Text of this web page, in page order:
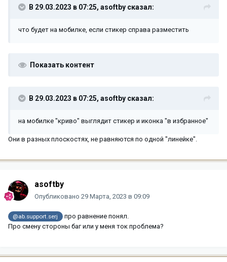
В 29.03.2023 в 07:25, asoftby сказал:
что будет на мобилке, если стикер справа разместить
Показать контент
В 29.03.2023 в 07:25, asoftby сказал:
на мобилке "криво" выглядит стикер и иконка "в избранное"
Они в разных плоскостях, не равняются по одной "линейке".
asoftby
Опубликовано 29 Марта, 2023 в 09:09
@ab.support.serj
про равнение понял.
Про смену стороны баг или у меня ток проблема?